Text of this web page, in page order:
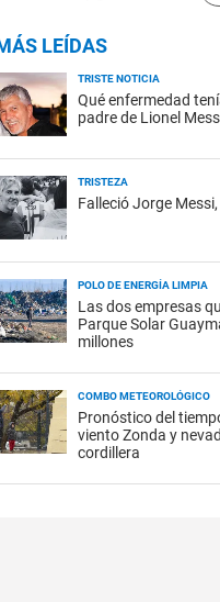
LEÍDAS
TRISTE NOTICIA
Qué enfermedad
padre de Lionel
TRISTEZA
Falleció Jorge
POLO DE ENERGÍA LIMPIA
Las dos empresas
Parque Solar
millones
COMBO METEOROLÓGICO
Pronóstico del
viento Zonda y
cordillera